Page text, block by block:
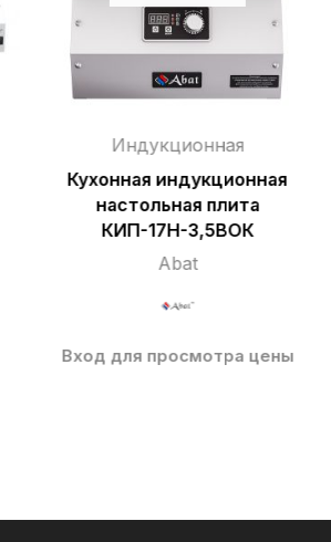
Индукционная
Кухонная индукционная
настольная плита
КИП-17Н-3,5ВОК
Abat
Вход для просмотра цены